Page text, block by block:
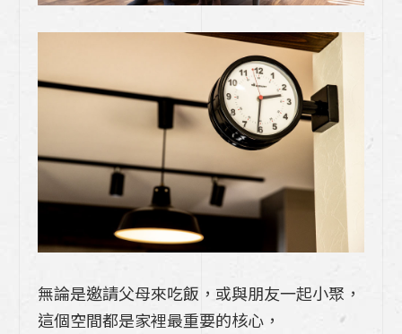
自建裝潢攻略!!
颱風、梅雨季家裡潮濕發霉，家裡那些是黴
菌最愛的4大死角?
TAKARA琺瑯壁板不只能用在廚房！5種你
沒想過的居家牆面應用法
【高預算日式廚具規劃】從動線設計到家電
整合，Takara 博登如何為你量身訂製理想
開放式廚房？
瓦斯外洩氣爆?原因?如何應對一次懂、科
普時間
無論是邀請父母來吃飯，或與朋友一起小聚，
這個空間都是家裡最重要的核心，